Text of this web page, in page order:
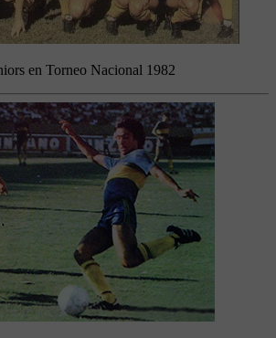
en Torneo Nacional 1982